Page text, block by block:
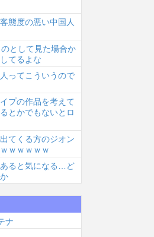
へそ出
【ラ
！蓮ノ
2026/8/9 03:35
【物議】23年の
の民度を辛辣に
態度の悪い中国人
として見た場合か
てるよな
ってこういうので
プの作品を考えて
とかでもないとロ
てくる方のジオン
ｗｗｗｗｗ
ると気になる…ど
ナ